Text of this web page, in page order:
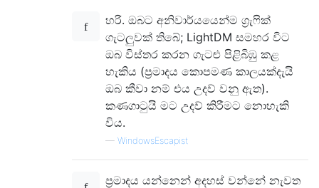
හරි. ඔබට අනිවාර්යයෙන්ම ග්‍රැෆික්
ගැටලුවක් තිබේ; LightDM සමහර විට
ඔබ විස්තර කරන ගැටළු පිළිබිඹු කළ
හැකිය (ප්‍රමාදය කොපමණ කාලයක්දැයි
ඔබ කීවා නම් එය උදව් වනු ඇත).
කණගාටුයි මට උදව් කිරීමට නොහැකි
විය.
— WindowsEscapist
ප්‍රමාදය යන්නෙන් අදහස් වන්නේ නැවත